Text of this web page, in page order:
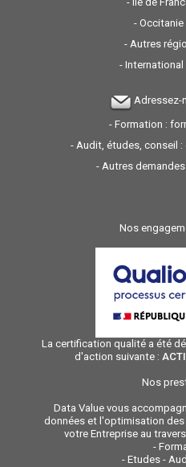
- Occitanie
- Autres
- International
Adressez-
- Formation :
- Audit, études, conseil :
- Autres demandes
Nos
La certification qualité a été
d'action suivante :
Nos
Data Value vous
données et l'optimisation
votre Entreprise au
-
- Etudes -